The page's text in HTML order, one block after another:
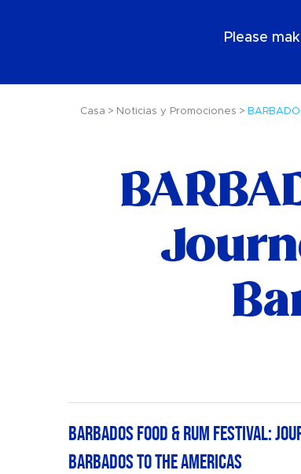
Please
Casa Noticias y Promociones
BARBADOS FOOD & RUM
Barbados to the Americas